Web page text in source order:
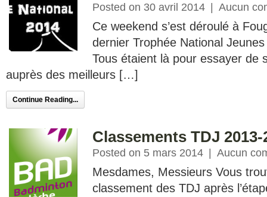
Posted on 30 avril 2014 Aucun
Ce weekend s’est déroulé à
dernier Trophée National
Tous étaient là pour essayer de
auprès des meilleurs […]
Continue Reading...
Classements TDJ
Posted on 5 mars 2014 Aucun
Mesdames, Messieurs Vous
classement des TDJ après